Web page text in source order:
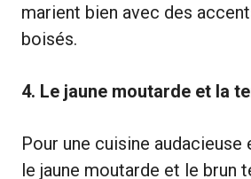
marient bien avec des
boisés.
4. Le jaune moutarde et la
Pour une cuisine audacieuse
le jaune moutarde et le brun